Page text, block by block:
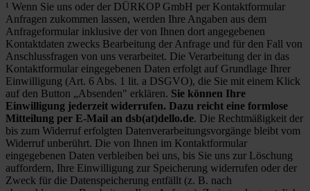
¹ Wenn Sie uns oder der DÜRKOP GmbH per Kontaktformular
Anfragen zukommen lassen, werden Ihre Angaben aus dem
Anfrageformular inklusive der von Ihnen dort angegebenen
Kontaktdaten zwecks Bearbeitung der Anfrage und für den Fall von
Anschlussfragen von uns verarbeitet. Die Verarbeitung der in das
Kontaktformular eingegebenen Daten erfolgt auf Grundlage Ihrer
Einwilligung (Art. 6 Abs. 1 lit. a DSGVO), die Sie mit einem Klick
auf den Button „Absenden" erklären. Sie können Ihre
Einwilligung jederzeit widerrufen. Dazu reicht eine formlose
Mitteilung per E-Mail an dsb(at)dello.de. Die Rechtmäßigkeit der
bis zum Widerruf erfolgten Datenverarbeitungsvorgänge bleibt vom
Widerruf unberührt. Die von Ihnen im Kontaktformular
eingegebenen Daten verbleiben bei uns, bis Sie uns zur Löschung
auffordern, Ihre Einwilligung zur Speicherung widerrufen oder der
Zweck für die Datenspeicherung entfällt (z. B. nach